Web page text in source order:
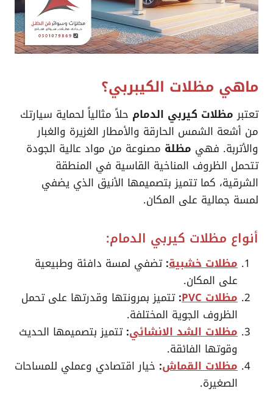
ماهي مظلات الكيبربي؟
تعتبرمظلات كيربي الدمام حلاً مثالياً لحماية سيارتك
من أشعة الشمس الحارقة والأمطار الغزيرة والغبار
والأتربة. فهي مظلة مصنوعة من مواد عالية الجودة
تتحمل الظروف المناخية القاسية في المنطقة
الشرقية، كما تتميز بتصميمها الأنيق الذي يضفي
لمسة جمالية على المكان.
أنواع مظلات كيربي الدمام:
مظلات خشبية:تضفي لمسة دافئة وطبيعية
على المكان.
مظلات PVC
:تتميز بمرونتها وقدرتها على تحمل
الظروف الجوية المختلفة.
مظلات الشد الانشائي:تتميز بتصميمها الحديث
وقوتها الفائقة.
مظلات القماش: خيار اقتصادي وعملي للمساحات
الصغيرة.